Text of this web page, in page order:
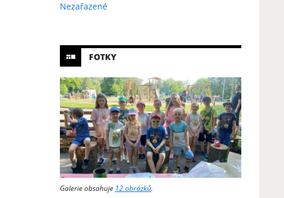
Nezařazené
FOTKY
Galerie obsahuje 12 obrázků.